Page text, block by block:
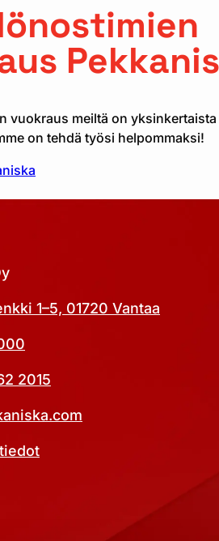
vuokraus meiltä on
on tehdä työsi helpommaksi!
1–5, 01720 Vantaa
2015